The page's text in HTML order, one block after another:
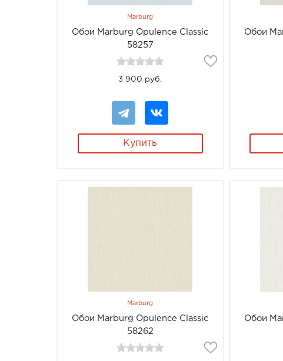
Marburg
Обои Marburg Opulence Classic
58257
3 900 руб.
Купить
Обои
Marburg
Обои Marburg Opulence Classic
58262
Обои